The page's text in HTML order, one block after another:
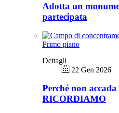
Adotta un
partecipata
Primo piano
Dettagli
22 Gen 2026
Perché non
RICORDIAMO